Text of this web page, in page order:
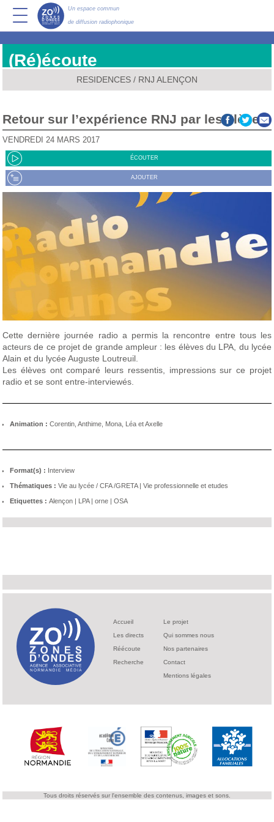
Un espace commun
de diffusion radiophonique
(Ré)écoute
RESIDENCES / RNJ ALENÇON
Retour sur l’expérience RNJ par les élèves
VENDREDI 24 MARS 2017
ÉCOUTER
AJOUTER
Cette dernière journée radio a permis la rencontre entre tous les
acteurs de ce projet de grande ampleur : les élèves du LPA, du lycée
Alain et du lycée Auguste Loutreuil.
Les élèves ont comparé leurs ressentis, impressions sur ce projet
radio et se sont entre-interviewés.
Animation : Corentin, Anthime, Mona, Léa et Axelle
Format(s) : Interview
Thématiques : Vie au lycée / CFA /GRETA| Vie professionnelle et etudes
Etiquettes : Alençon LPA| orne OSA
Accueil
Les directs
Réécoute
Recherche
Le projet
Qui sommes nous
Nos partenaires
Contact
Mentions légales
Tous droits réservés sur l'ensemble des contenus, images et sons.